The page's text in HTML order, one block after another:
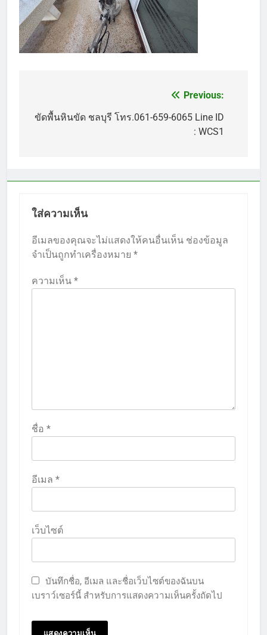
เรื่อง
Previous:
ขัดพื้นหินขัด ชลบุรี โทร.061-659-6065 Line ID
: WCS1
ใส่ความเห็น
อีเมลของคุณจะไม่แสดงให้คนอื่นเห็น ช่องข้อมูล
จำเป็นถูกทำเครื่องหมาย *
ความเห็น *
ชื่อ *
อีเมล *
เว็บไซต์
บันทึกชื่อ, อีเมล และชื่อเว็บไซต์ของฉันบน
เบราว์เซอร์นี้ สำหรับการแสดงความเห็นครั้งถัดไป